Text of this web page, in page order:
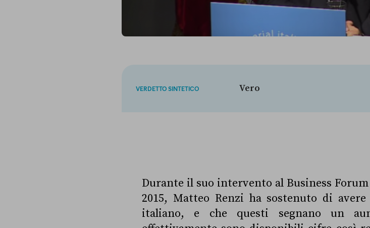
VERDETTO SINTETICO Vero
Durante il suo intervento al Business
2015, Matteo Renzi ha sostenuto di
italiano, e che questi segnano un